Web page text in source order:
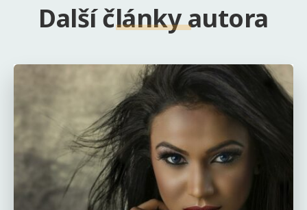
Další články autora